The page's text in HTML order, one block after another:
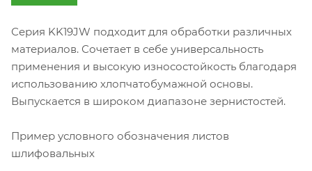
Серия KK19JW подходит для обработки различных
материалов. Сочетает в себе универсальность
применения и высокую износостойкость благодаря
использованию хлопчатобумажной основы.
Выпускается в широком диапазоне зернистостей.
Пример условного обозначения листов
шлифовальных